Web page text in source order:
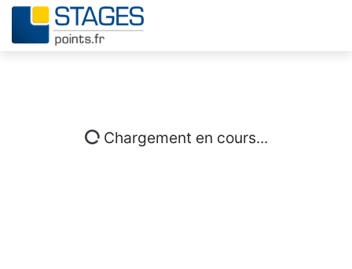
Chargement en cours...